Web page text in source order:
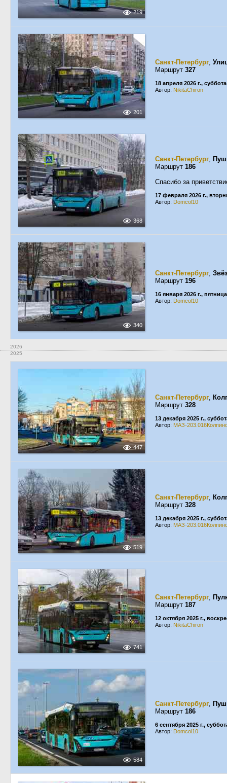
219
201
Санкт-Петербург,
Маршрут 327
18 апреля 2026 г., суббота
Автор: NikitaChiron
368
Санкт-Петербург,
Маршрут 186
Спасибо за
17 февраля 2026 г.,
Автор: Domcol10
340
Санкт-Петербург,
Маршрут 196
16 января 2026 г., пятница
Автор: Domcol10
2026
2025
447
Санкт-Петербург,
Маршрут 328
13 декабря 2025 г.,
Автор: МАЗ-
519
Санкт-Петербург,
Маршрут 328
13 декабря 2025 г.,
Автор: МАЗ-
741
Санкт-Петербург,
Маршрут 187
12 октября 2025 г.,
Автор: NikitaChiron
584
Санкт-Петербург,
Маршрут 186
6 сентября 2025 г.,
Автор: Domcol10